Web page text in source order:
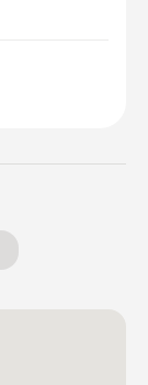
所は常に利用
別トイレと
します。